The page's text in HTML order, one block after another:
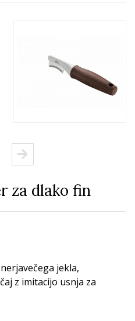
za dlako fin
jekla,
z imitacijo usnja za